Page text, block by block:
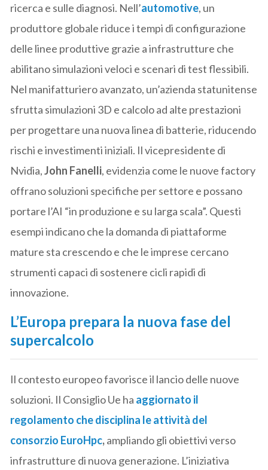
ricerca e sulle diagnosi. Nell’automotive, un
produttore globale riduce i tempi di configurazione
delle linee produttive grazie a infrastrutture che
abilitano simulazioni veloci e scenari di test flessibili.
Nel manifatturiero avanzato, un’azienda statunitense
sfrutta simulazioni 3D e calcolo ad alte prestazioni
per progettare una nuova linea di batterie, riducendo
rischi e investimenti iniziali. Il vicepresidente di
Nvidia,John Fanelli, evidenzia come le nuove factory
offrano soluzioni specifiche per settore e possano
portare l’AI “in produzione e su larga scala”. Questi
esempi indicano che la domanda di piattaforme
mature sta crescendo e che le imprese cercano
strumenti capaci di sostenere cicli rapidi di
innovazione.
L’Europa prepara la nuova fase del
supercalcolo
Il contesto europeo favorisce il lancio delle nuove
soluzioni. Il Consiglio Ue ha aggiornato il
regolamento che disciplina le attività del
consorzio EuroHpc,ampliando gli obiettivi verso
infrastrutture di nuova generazione. L’iniziativa